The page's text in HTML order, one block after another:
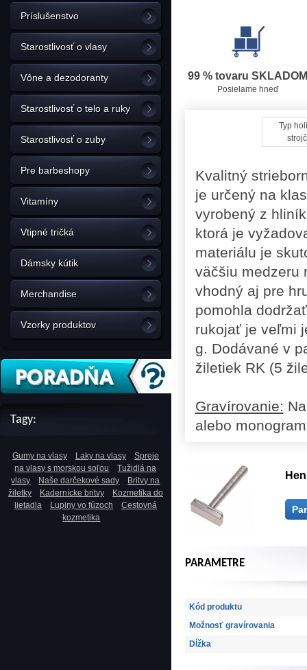
Príslušenstvo
Starostlivosť o vlasy
Vône a dezodoranty
Starostlivosť o telo a ruky
Starostlivosť o zuby
Pre barbeshopy
Vitamíny
Vtipné tričká
Dámsky kútik
Merchandise
Vzorky produktov
Tagy:
Gumy na vlasy Laky na vlasy
Spreje
na vlasy s morskou soľou
Tužidlá na
vlasy
Naše darčekové sady
Britvy na
žiletky
Kadernícke britvy
Kozmetika do
lietadla
Lupiny vo fúzoch
Cestovná
kozmetika
99 % tovaru SKLADOM
Posielame hneď
Typ
Kvalitný
je určený na
vyrobený z
ktorá je
materiálu je
väčšiu medzeru
vhodný aj pre
pomohla
rukojať je veľmi
g. Dodávané v
žiletiek RK (5
Gravírovanie:
alebo
PARAMETRE
Kód produktu
Možnosť gravírovania
Dĺžka